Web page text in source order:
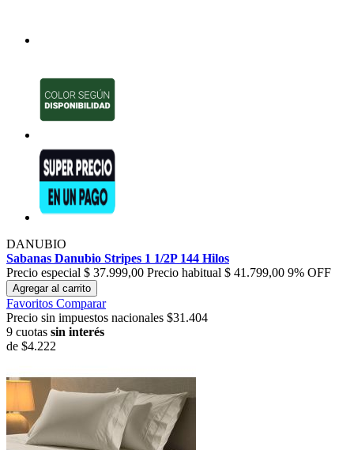
DANUBIO
Sabanas Danubio Stripes 1 1/2P 144 Hilos
Precio especial $ 37.999,00 Precio habitual $ 41.799,00 9% OFF
Agregar al carrito
Favoritos Comparar
Precio sin impuestos nacionales $31.404
9 cuotas sin interés
de $4.222